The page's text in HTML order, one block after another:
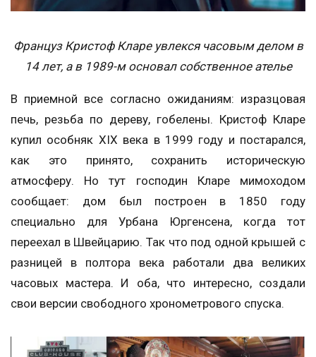
Француз Кристоф Кларе увлекся часовым делом в
14 лет, а в 1989-м основал собственное ателье
В приемной все согласно ожиданиям: изразцовая
печь, резьба по дереву, гобелены. Кристоф Кларе
купил особняк ХIХ века в 1999 году и постарался,
как это принято, сохранить историческую
атмосферу. Но тут господин Кларе мимоходом
сообщает: дом был построен в 1850 году
специально для Урбана Юргенсена, когда тот
переехал в Швейцарию. Так что под одной крышей с
разницей в полтора века работали два великих
часовых мастера. И оба, что интересно, создали
свои версии свободного хронометрового спуска.